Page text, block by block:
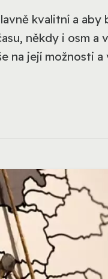
kvalitní a
někdy i osm a
na její možnosti